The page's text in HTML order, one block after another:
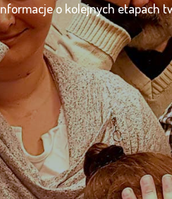
o kolejnych etapach